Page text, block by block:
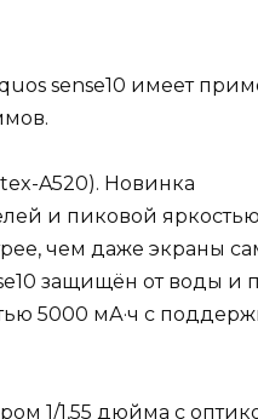
sense10 имеет
A520). Новинка
и пиковой
чем даже экраны
защищён от воды и
5000 мА·ч с
1/1,55 дюйма с